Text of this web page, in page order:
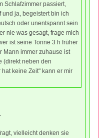
Schlafzimmer passiert,
ja, begeistert bin ich
oder unentspannt sein
nie was gesagt, frage mich
ist seine Tonne 3 h früher
Mann immer zuhause ist
(direkt neben den
keine Zeit" kann er mir
vielleicht denken sie